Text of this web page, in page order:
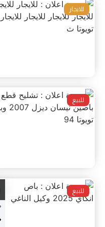
للايجار
للبيع
للبيع